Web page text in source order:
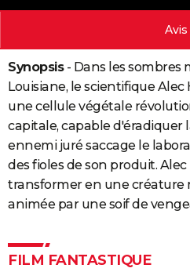
GUIDES D'ACHAT
BONS PLANS
CARTE DE VOEUX
Carte de Noël
Carte Bonne année
Carte Saint-Valentin
Carte Pâques
Carte d'anniversaire
DICTIONNAIRE
PROGRAMME TV
COPAINS D'AVANT
AVIS DE DÉCÈS
Avis
Synopsis- Dans les sombres
Louisiane, le scientifique
une cellule végétale
capitale, capable d'éradiquer
ennemi juré saccage le
des fioles de son produit.
transformer en une créature
animée par une soif de
FILM FANTASTIQUE